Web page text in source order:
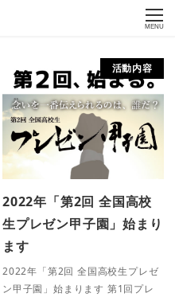
MENU
活動内容
2022年「第2回 全国高校
生プレゼン甲子園」始まり
ます
2022年「第2回 全国高校生プレゼ
ン甲子園」始まります 第1回プレ